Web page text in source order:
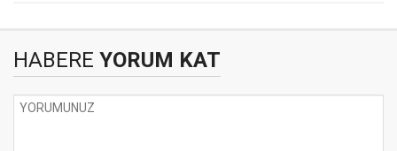
HABERE YORUM KAT